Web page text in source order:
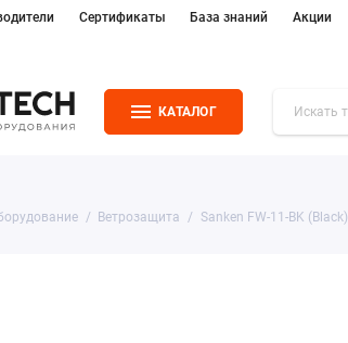
Сертификаты База знаний Акции
КАТАЛОГ
Ветрозащита Sanken FW-11-BK (Black)